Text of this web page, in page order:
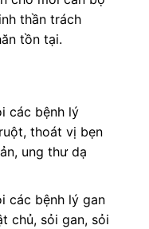
thần trách
tồn tại.
các bệnh lý
thoát vị bẹn
ung thư dạ
các bệnh lý gan
chủ, sỏi gan, sỏi